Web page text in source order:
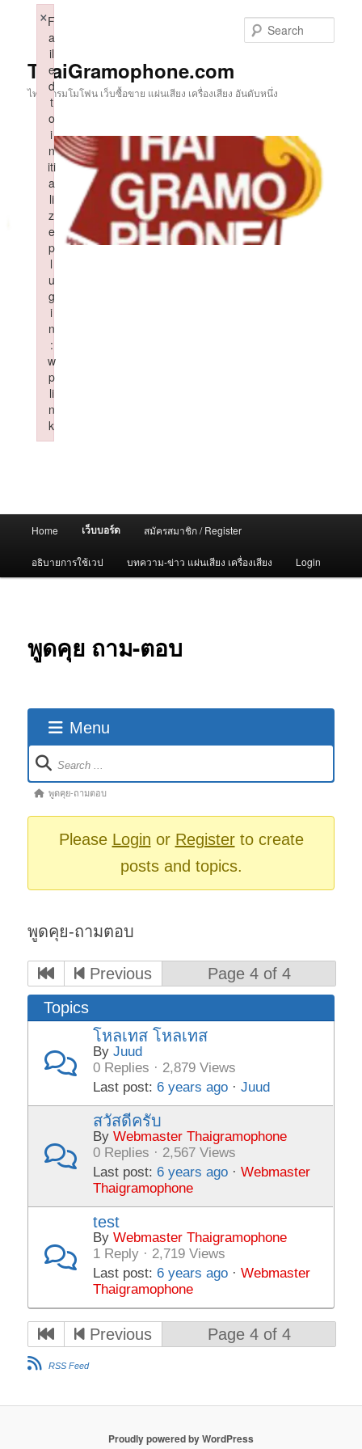
ThaiGramophone.com
ไทยแกรมโมโฟน เว็บซื้อขาย แผ่นเสียง เครื่องเสียง อันดับหนึ่ง
Home เว็บบอร์ด สมัครสมาชิก / Register
อธิบายการใช้เวป บทความ-ข่าว แผ่นเสียง เครื่องเสียง Login
พูดคุย ถาม-ตอบ
Menu
Forum
Navigation
Forumพูดคุย-ถามตอบ
Please Login or Registerto create
posts and topics.
พูดคุย-ถามตอบ
Previous
Page 4 of 4
Topics
โหลเทส โหลเทส
ByJuud
0 Replies · 2,879 Views
Last post:6 years ago ·Juud
สวัสดีครับ
ByWebmaster Thaigramophone
0 Replies · 2,567 Views
Last post:6 years ago ·Webmaster
Thaigramophone
test
ByWebmaster Thaigramophone
1 Reply · 2,719 Views
Last post:6 years ago ·Webmaster
Thaigramophone
Previous Page 4 of 4
RSS Feed
Proudly powered by WordPress
F
a
il
e
d
t
o
i
n
iti
a
li
z
e
p
l
u
g
i
n
:
w
p
li
n
k
×
Failed to initialize plugin: wplink